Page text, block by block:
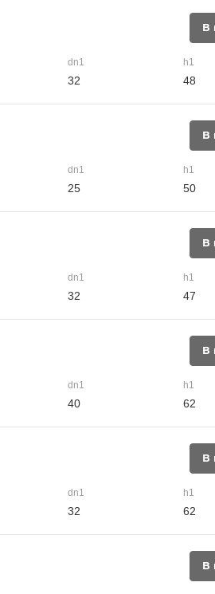
В
dn1
32
h1
48
В
dn1
25
h1
50
В
dn1
32
h1
47
В
dn1
40
h1
62
В
dn1
32
h1
62
В